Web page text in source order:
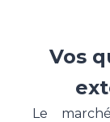
Vos
Le